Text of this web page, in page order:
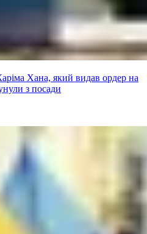
Хана, який видав ордер на
з посади